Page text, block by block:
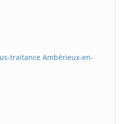
traitance Ambérieux-en-